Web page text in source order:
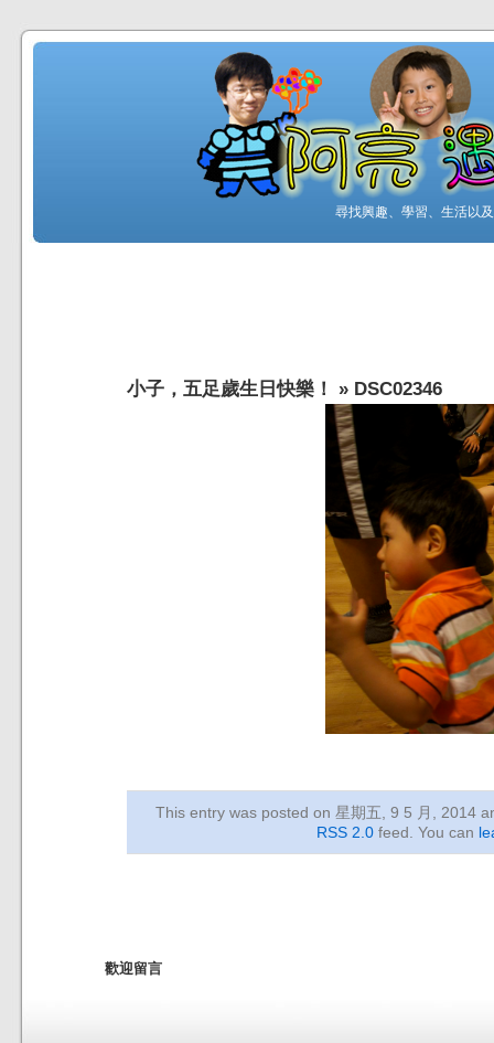
尋找興趣、學習、生活以
小子，五足歲生日快樂！ » DSC02346
This entry was posted on 星期五, 9 5 月, 2014
RSS 2.0feed. You can
歡迎留言